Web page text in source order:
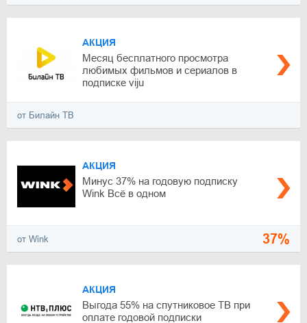
АКЦИЯ
Месяц бесплатного просмотра
любимых фильмов и сериалов в
подписке viju
от Билайн ТВ
АКЦИЯ
Минус 37% на годовую подписку
Wink Всё в одном
от Wink 37%
АКЦИЯ
Выгода 55% на спутниковое ТВ при
оплате годовой подписки